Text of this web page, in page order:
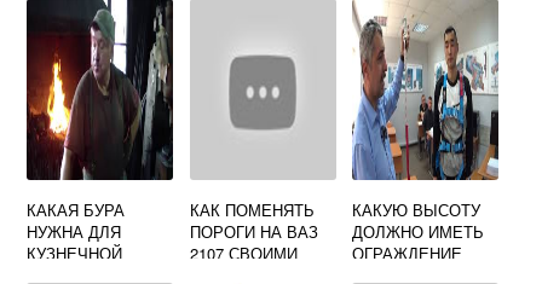
ХОДА
ВТОРИЧНОЙ
ОБМОТКИ
СВАРОЧНОГО
ТРАНСФОРМАТОР
А МАШИНЫ
КАКАЯ БУРА
НУЖНА ДЛЯ
КУЗНЕЧНОЙ
КАК ПОМЕНЯТЬ
ПОРОГИ НА ВАЗ
2107 СВОИМИ
КАКУЮ ВЫСОТУ
ДОЛЖНО ИМЕТЬ
ОГРАЖДЕНИЕ